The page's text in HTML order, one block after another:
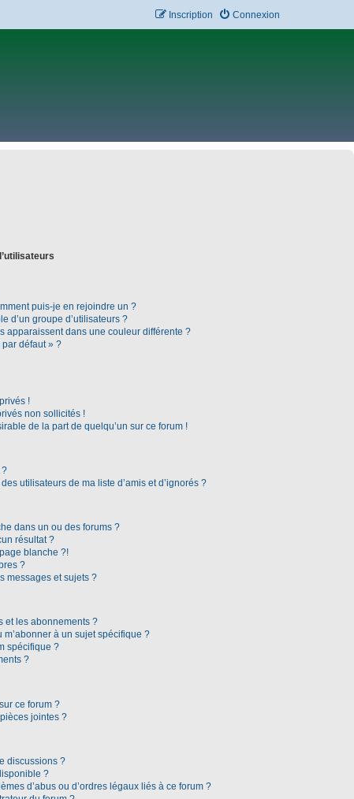
Connexion
Inscription
puis-je en rejoindre un ?
d’un groupe d’utilisateurs ?
apparaissent dans une couleur différente ?
par défaut » ?
!
non sollicités !
de la part de quelqu’un sur ce forum !
?
utilisateurs de ma liste d’amis et d’ignorés ?
dans un ou des forums ?
résultat ?
blanche ?!
?
messages et sujets ?
et les abonnements ?
à un sujet spécifique ?
spécifique ?
?
ce forum ?
jointes ?
discussions ?
?
d’abus ou d’ordres légaux liés à ce forum ?